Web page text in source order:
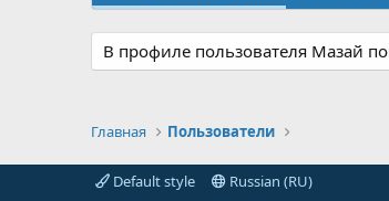
В профиле пользователя Мазай
Главная Пользователи
Default style Russian (RU)